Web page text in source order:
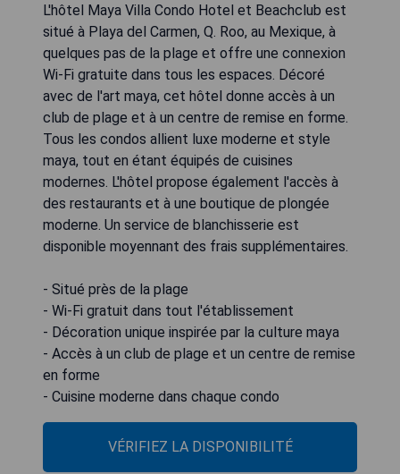
L'hôtel Maya Villa Condo Hotel et Beachclub est
situé à Playa del Carmen, Q. Roo, au Mexique, à
quelques pas de la plage et offre une connexion
Wi-Fi gratuite dans tous les espaces. Décoré
avec de l'art maya, cet hôtel donne accès à un
club de plage et à un centre de remise en forme.
Tous les condos allient luxe moderne et style
maya, tout en étant équipés de cuisines
modernes. L'hôtel propose également l'accès à
des restaurants et à une boutique de plongée
moderne. Un service de blanchisserie est
disponible moyennant des frais supplémentaires.
- Situé près de la plage
- Wi-Fi gratuit dans tout l'établissement
- Décoration unique inspirée par la culture maya
- Accès à un club de plage et un centre de remise
en forme
- Cuisine moderne dans chaque condo
VÉRIFIEZ LA DISPONIBILITÉ